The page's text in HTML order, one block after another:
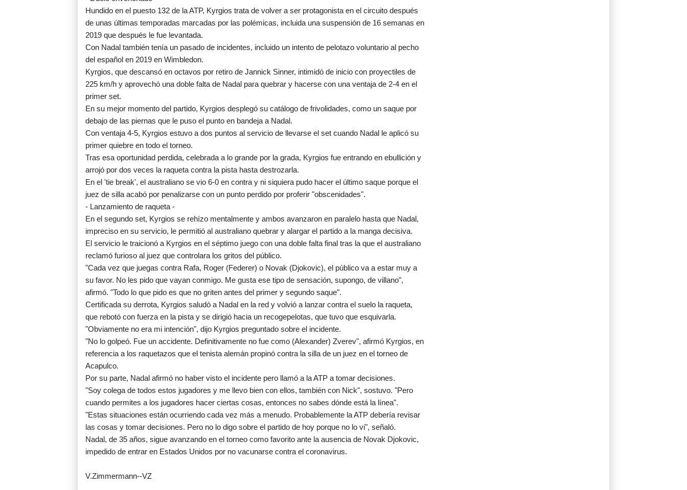
Hundido en el puesto 132 de la ATP, Kyrgios trata de volver a ser protagonista en el circuito después
de unas últimas temporadas marcadas por las polémicas, incluida una suspensión de 16 semanas en
2019 que después le fue levantada.
Con Nadal también tenía un pasado de incidentes, incluido un intento de pelotazo voluntario al pecho
del español en 2019 en Wimbledon.
Kyrgios, que descansó en octavos por retiro de Jannick Sinner, intimidó de inicio con proyectiles de
225 km/h y aprovechó una doble falta de Nadal para quebrar y hacerse con una ventaja de 2-4 en el
primer set.
En su mejor momento del partido, Kyrgios desplegó su catálogo de frivolidades, como un saque por
debajo de las piernas que le puso el punto en bandeja a Nadal.
Con ventaja 4-5, Kyrgios estuvo a dos puntos al servicio de llevarse el set cuando Nadal le aplicó su
primer quiebre en todo el torneo.
Tras esa oportunidad perdida, celebrada a lo grande por la grada, Kyrgios fue entrando en ebullición y
arrojó por dos veces la raqueta contra la pista hasta destrozarla.
En el 'tie break', el australiano se vio 6-0 en contra y ni siquiera pudo hacer el último saque porque el
juez de silla acabó por penalizarse con un punto perdido por proferir "obscenidades".
- Lanzamiento de raqueta -
En el segundo set, Kyrgios se rehízo mentalmente y ambos avanzaron en paralelo hasta que Nadal,
impreciso en su servicio, le permitió al australiano quebrar y alargar el partido a la manga decisiva.
El servicio le traicionó a Kyrgios en el séptimo juego con una doble falta final tras la que el australiano
reclamó furioso al juez que controlara los gritos del público.
"Cada vez que juegas contra Rafa, Roger (Federer) o Novak (Djokovic), el público va a estar muy a
su favor. No les pido que vayan conmigo. Me gusta ese tipo de sensación, supongo, de villano",
afirmó. "Todo lo que pido es que no griten antes del primer y segundo saque".
Certificada su derrota, Kyrgios saludó a Nadal en la red y volvió a lanzar contra el suelo la raqueta,
que rebotó con fuerza en la pista y se dirigió hacia un recogepelotas, que tuvo que esquivarla.
"Obviamente no era mi intención", dijo Kyrgios preguntado sobre el incidente.
"No lo golpeó. Fue un accidente. Definitivamente no fue como (Alexander) Zverev", afirmó Kyrgios, en
referencia a los raquetazos que el tenista alemán propinó contra la silla de un juez en el torneo de
Acapulco.
Por su parte, Nadal afirmó no haber visto el incidente pero llamó a la ATP a tomar decisiones.
"Soy colega de todos estos jugadores y me llevo bien con ellos, también con Nick", sostuvo. "Pero
cuando permites a los jugadores hacer ciertas cosas, entonces no sabes dónde está la línea".
"Estas situaciones están ocurriendo cada vez más a menudo. Probablemente la ATP debería revisar
las cosas y tomar decisiones. Pero no lo digo sobre el partido de hoy porque no lo vi", señaló.
Nadal, de 35 años, sigue avanzando en el torneo como favorito ante la ausencia de Novak Djokovic,
impedido de entrar en Estados Unidos por no vacunarse contra el coronavirus.
V.Zimmermann--VZ